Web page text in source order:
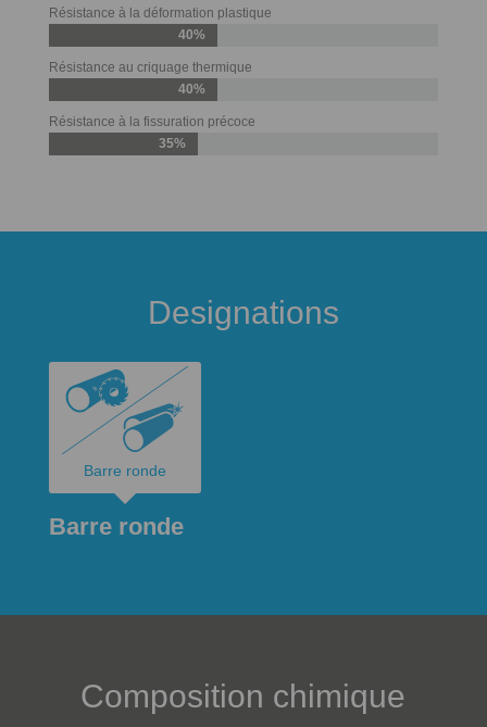
Résistance à la déformation plastique
40%
Résistance au criquage thermique
40%
Résistance à la fissuration précoce
35%
Designations
Barre ronde
Barre ronde
Composition chimique